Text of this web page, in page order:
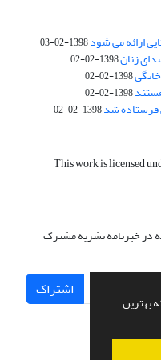
بهترین
ارائه می شود1398-02-03
زنان1398-02-02
1398-02-02
1398-02-02
فرستاده شد1398-02-02
This work is licensed
در خبرنامه نشریه مشترک
اشتراک